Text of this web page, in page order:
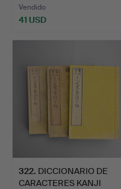
Vendido
41 USD
322. DICCIONARIO DE
CARACTERES KANJI